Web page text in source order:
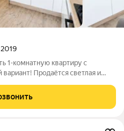
2019
Продаётся светлая и
в которую действительно